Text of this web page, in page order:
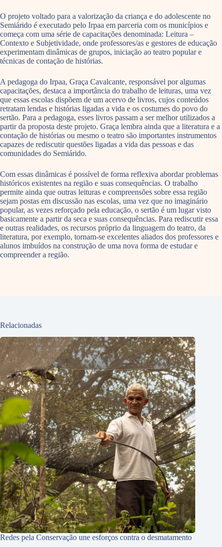
O projeto voltado para a valorização da criança e do adolescente no
Semiárido é executado pelo Irpaa em parceria com os municípios e
começa com uma série de capacitações denominada: Leitura –
Contexto e Subjetividade, onde professores/as e gestores de educação
experimentam dinâmicas de grupos, iniciação ao teatro popular e
técnicas de contação de histórias.
A pedagoga do Irpaa, Graça Cavalcante, responsável por algumas
capacitações, destaca a importância do trabalho de leituras, uma vez
que essas escolas dispõem de um acervo de livros, cujos conteúdos
retratam lendas e histórias ligadas a vida e os costumes do povo do
sertão. Para a pedagoga, esses livros passam a ser melhor utilizados a
partir da proposta deste projeto. Graça lembra ainda que a literatura e a
contação de histórias ou mesmo o teatro são importantes instrumentos
capazes de rediscutir questões ligadas a vida das pessoas e das
comunidades do Semiárido.
Com essas dinâmicas é possível de forma reflexiva abordar problemas
históricos existentes na região e suas consequências. O trabalho
permite ainda que outras leituras e compreensões sobre essa região
sejam postas em discussão nas escolas, uma vez que no imaginário
popular, as vezes reforçado pela educação, o sertão é um lugar visto
basicamente a partir da seca e suas consequências. Para rediscutir essa
e outras realidades, os recursos próprio da linguagem do teatro, da
literatura, por exemplo, tornam-se excelentes aliados dos professores e
alunos imbuídos na construção de uma nova forma de estudar e
compreender a região.
Relacionadas
Redes pela Conservação une esforços contra o desmatamento